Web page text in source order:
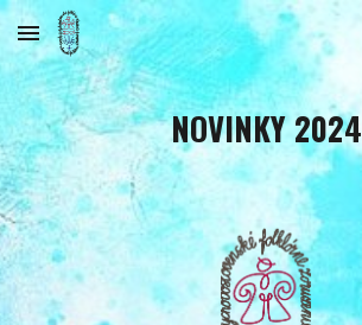
Skip to main content
NOVINKY 2024